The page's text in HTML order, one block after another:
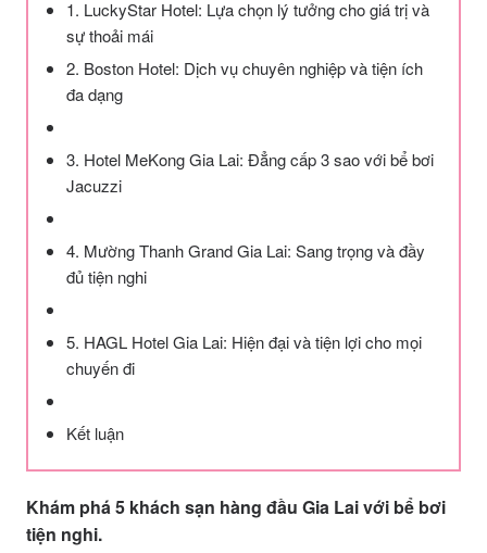
1. LuckyStar Hotel: Lựa chọn lý tưởng cho giá trị và
sự thoải mái
2. Boston Hotel: Dịch vụ chuyên nghiệp và tiện ích
đa dạng
3. Hotel MeKong Gia Lai: Đẳng cấp 3 sao với bể bơi
Jacuzzi
4. Mường Thanh Grand Gia Lai: Sang trọng và đầy
đủ tiện nghi
5. HAGL Hotel Gia Lai: Hiện đại và tiện lợi cho mọi
chuyến đi
Kết luận
Khám phá 5 khách sạn hàng đầu Gia Lai với bể bơi
tiện nghi.